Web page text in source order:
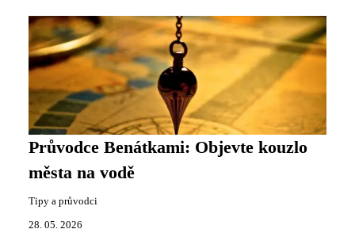
Průvodce Benátkami: Objevte kouzlo
města na vodě
Tipy a průvodci
28. 05. 2026